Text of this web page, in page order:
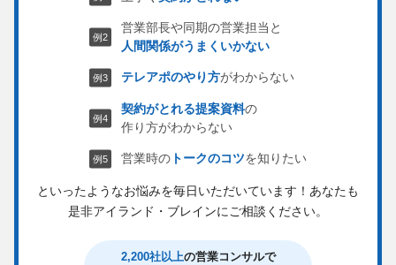
営業部長や同期の営業担当と
人間関係がうまくいかない
テレアポのやり方がわからない
契約がとれる提案資料の
作り方がわからない
営業時の トークのコツを知りたい
といったようなお悩みを毎日いただいています！ あなたも
是非アイランド・ブレインにご相談ください。
2,200社以上の営業コンサルで